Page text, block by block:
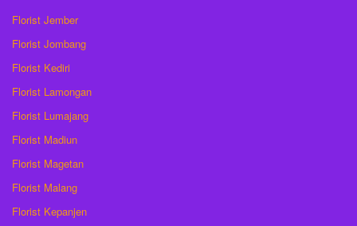
Florist Jember
Florist Jombang
Florist Kediri
Florist Lamongan
Florist Lumajang
Florist Madiun
Florist Magetan
Florist Malang
Florist Kepanjen